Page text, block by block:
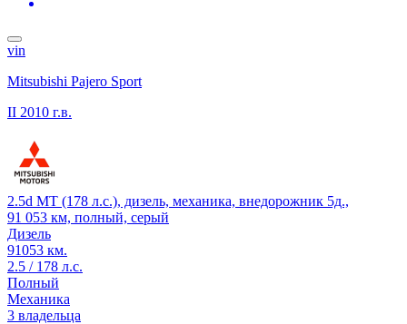
vin
Mitsubishi Pajero Sport
II 2010 г.в.
2.5d MT (178 л.с.), дизель, механика, внедорожник 5д.,
91 053 км, полный, серый
Дизель
91053 км.
2.5 / 178 л.с.
Полный
Механика
3 владельца